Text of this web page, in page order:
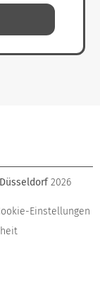
2026
Einstellungen